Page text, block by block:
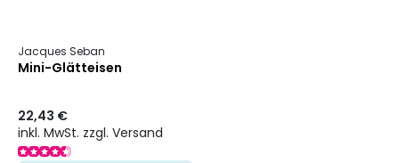
Jacques Seban
Mini-Glätteisen
22,43 €
inkl. MwSt. zzgl. Versand